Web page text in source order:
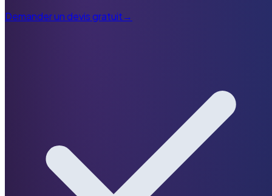
Demander un devis gratuit→